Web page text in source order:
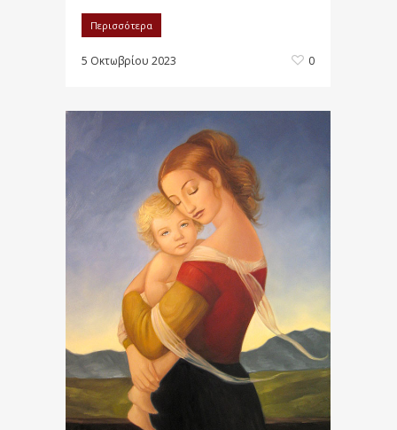
Περισσότερα
5 Οκτωβρίου 2023 0